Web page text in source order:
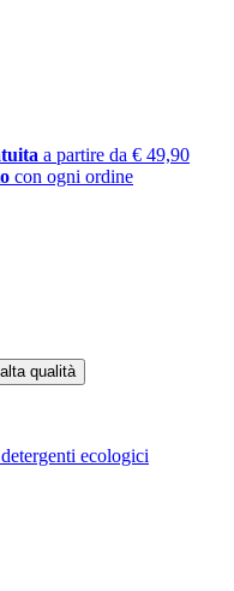
a partire da € 49,90
con ogni ordine
ecologici